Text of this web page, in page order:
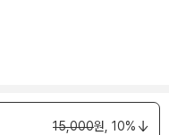
15,000원, 10%